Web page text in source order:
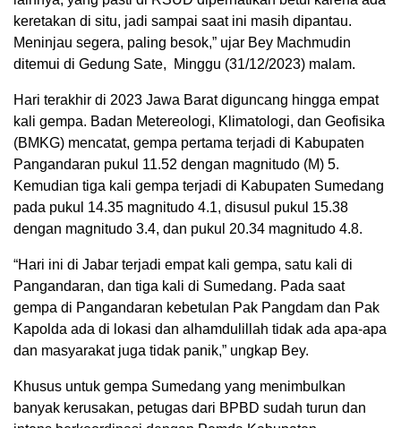
keretakan di situ, jadi sampai saat ini masih dipantau.
Meninjau segera, paling besok,” ujar Bey Machmudin
ditemui di Gedung Sate, Minggu (31/12/2023) malam.
Hari terakhir di 2023 Jawa Barat diguncang hingga empat
kali gempa. Badan Metereologi, Klimatologi, dan Geofisika
(BMKG) mencatat, gempa pertama terjadi di Kabupaten
Pangandaran pukul 11.52 dengan magnitudo (M) 5.
Kemudian tiga kali gempa terjadi di Kabupaten Sumedang
pada pukul 14.35 magnitudo 4.1, disusul pukul 15.38
dengan magnitudo 3.4, dan pukul 20.34 magnitudo 4.8.
“Hari ini di Jabar terjadi empat kali gempa, satu kali di
Pangandaran, dan tiga kali di Sumedang. Pada saat
gempa di Pangandaran kebetulan Pak Pangdam dan Pak
Kapolda ada di lokasi dan alhamdulillah tidak ada apa-apa
dan masyarakat juga tidak panik,” ungkap Bey.
Khusus untuk gempa Sumedang yang menimbulkan
banyak kerusakan, petugas dari BPBD sudah turun dan